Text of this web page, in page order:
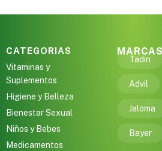
CATEGORIAS
Vitaminas y
Suplementos
Higiene y Belleza
Bienestar Sexual
Niños y Bebes
Medicamentos
Tadin
Advil
Jaloma
Bayer